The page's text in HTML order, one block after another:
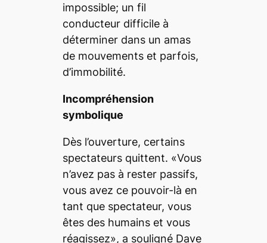
impossible; un fil
conducteur difficile à
déterminer dans un amas
de mouvements et parfois,
d’immobilité.
Incompréhension
symbolique
Dès l’ouverture, certains
spectateurs quittent. «Vous
n’avez pas à rester passifs,
vous avez ce pouvoir-là en
tant que spectateur, vous
êtes des humains et vous
réagissez», a souligné Dave